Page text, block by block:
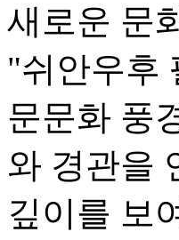
새로운 문
"쉬안우후
문문화 풍
와 경관을
깊이를 보